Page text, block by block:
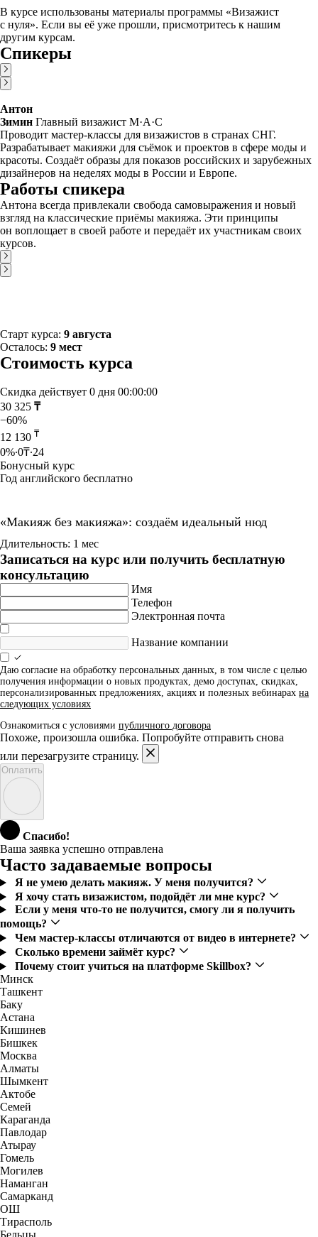
В курсе использованы материалы программы «Визажист
с нуля». Если вы её уже прошли, присмотритесь к нашим
другим курсам.
Спикеры
Антон
Зимин Главный визажист M·A·C
Проводит мастер-классы для визажистов в странах СНГ.
Разрабатывает макияжи для съёмок и проектов в сфере моды и
красоты. Создаёт образы для показов российских и зарубежных
дизайнеров на неделях моды в России и Европе.
Работы спикера
Антона всегда привлекали свобода самовыражения и новый
взгляд на классические приёмы макияжа. Эти принципы
он воплощает в своей работе и передаёт их участникам своих
курсов.
Старт курса: 9 августа
Осталось: 9 мест
Стоимость курса
Скидка действует 0 дня 00:00:00
30 325 ₸
−60%
12 130 ₸
0%∙0₸∙24
Бонусный курс
Год английского бесплатно
«Макияж без макияжа»: создаём идеальный нюд
Длительность: 1 мес
Записаться на курс или получить бесплатную
консультацию
Имя
Телефон
Электронная почта
Название компании
Даю согласие на обработку персональных данных, в том числе с целью
получения информации о новых продуктах, демо доступах, скидках,
персонализированных предложениях, акциях и полезных вебинарах на
следующих условиях
Ознакомиться с условиями публичного договора
Похоже, произошла ошибка. Попробуйте отправить снова
или перезагрузите страницу.
Оплатить
Спасибо!
Ваша заявка успешно отправлена
Часто задаваемые вопросы
Я не умею делать макияж. У меня получится?
Я хочу стать визажистом, подойдёт ли мне курс?
Если у меня что-то не получится, смогу ли я получить
помощь?
Чем мастер-классы отличаются от видео в интернете?
Сколько времени займёт курс?
Почему стоит учиться на платформе Skillbox?
Минск
Ташкент
Баку
Астана
Кишинев
Бишкек
Москва
Алматы
Шымкент
Актобе
Семей
Караганда
Павлодар
Атырау
Гомель
Могилев
Наманган
Самарканд
ОШ
Тирасполь